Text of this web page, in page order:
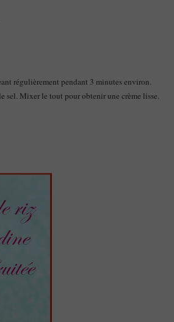
régulièrement pendant 3 minutes environ.
sel. Mixer le tout pour obtenir une crème lisse.